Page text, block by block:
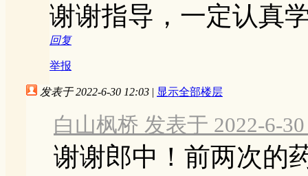
谢谢指导，一定认真
回复
举报
发表于 2022-6-30 12:03 | 显示全部楼层
白山枫桥 发表于 2022-6-
谢谢郎中！前两次的